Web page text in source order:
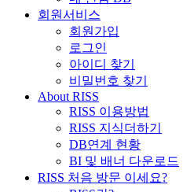
회원서비스
회원가입
로그인
아이디 찾기
비밀번호 찾기
About RISS
RISS 이용방법
RISS 지식더하기
DB연계 현황
BI 및 배너 다운로드
RISS 처음 방문 이세요?